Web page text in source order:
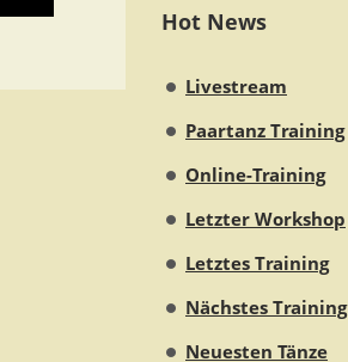
Hot News
Livestream
Paartanz Training
Online-Training
Letzter Workshop
Letztes Training
Nächstes Training
Neuesten Tänze